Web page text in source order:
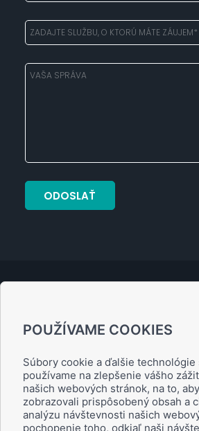
POUŽÍVAME COOKIES
Súbory cookie a ďalšie technológie
používame na zlepšenie vášho
našich webových stránok, na to,
zobrazovali prispôsobený obsah a
analýzu návštevnosti našich
pochopenie toho, odkiaľ naši
Zásady ochrany
Obchodné